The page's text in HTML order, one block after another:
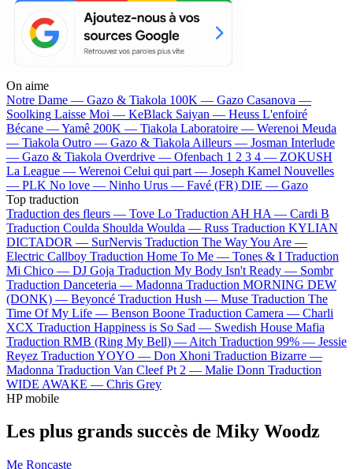
On aime
Notre Dame — Gazo & Tiakola 100K — Gazo Casanova —
Soolking Laisse Moi — KeBlack Saiyan — Heuss L'enfoiré
Bécane —Yamê 200K — Tiakola Laboratoire — Werenoi Meuda
— Tiakola Outro — Gazo & Tiakola Ailleurs — Josman Interlude
— Gazo & Tiakola Overdrive — Ofenbach 1 2 3 4 — ZOKUSH
La League — Werenoi Celui qui part — Joseph Kamel Nouvelles
— PLK No love — Ninho Urus — Favé (FR) DIE — Gazo
Top traduction
Traduction des fleurs — Tove Lo Traduction AH HA — Cardi B
Traduction Coulda Shoulda Woulda — Russ Traduction KYLIAN
DICTADOR — SurNervis Traduction The Way You Are —
Electric Callboy Traduction Home To Me — Tones & I Traduction
Mi Chico — DJ Goja Traduction My Body Isn't Ready — Sombr
Traduction Danceteria — Madonna Traduction MORNING DEW
(DONK) — Beyoncé Traduction Hush — Muse Traduction The
Time Of My Life — Benson Boone Traduction Camera — Charli
XCX Traduction Happiness is So Sad — Swedish House Mafia
Traduction RMB (Ring My Bell) — Aitch Traduction 99% — Jessie
Reyez Traduction YOYO — Don Xhoni Traduction Bizarre —
Madonna Traduction Van Cleef Pt 2 — Malie Donn Traduction
WIDE AWAKE — Chris Grey
HP mobile
Les plus grands succès de Miky Woodz
Me Roncaste